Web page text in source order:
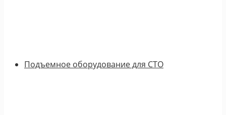
Подъемное оборудование для СТО